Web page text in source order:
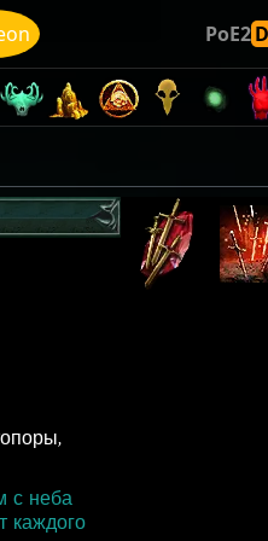
PoE2
,
с неба
каждого